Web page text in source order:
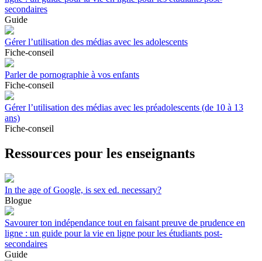
secondaires
Guide
Gérer l’utilisation des médias avec les adolescents
Fiche-conseil
Parler de pornographie à vos enfants
Fiche-conseil
Gérer l’utilisation des médias avec les préadolescents (de 10 à 13
ans)
Fiche-conseil
Ressources pour les enseignants
In the age of Google, is sex ed. necessary?
Blogue
Savourer ton indépendance tout en faisant preuve de prudence en
ligne : un guide pour la vie en ligne pour les étudiants post-
secondaires
Guide